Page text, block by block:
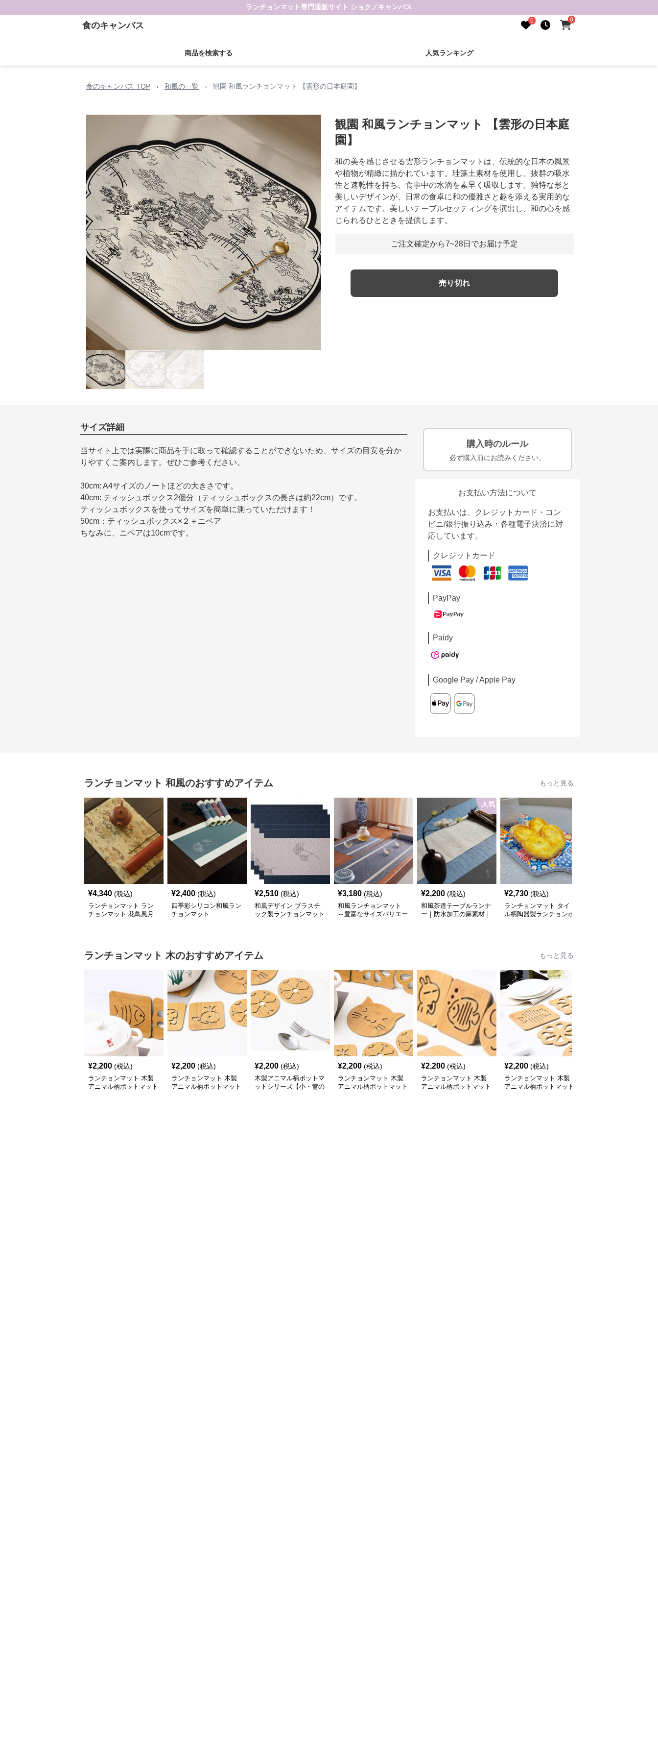
ランチョンマット専門通販サイト ショクノキャンバス
食のキャンバス 0 0
商品を検索する 人気ランキング
食のキャンバス TOP › 和風の一覧 › 観園 和風ランチョンマット 【雲形の日本庭園】
Previous slide Next slide
観園 和風ランチョンマット 【雲形の日本庭
園】
和の美を感じさせる雲形ランチョンマットは、伝統的な日本の風景
や植物が精緻に描かれています。珪藻土素材を使用し、抜群の吸水
性と速乾性を持ち、食事中の水滴を素早く吸収します。独特な形と
美しいデザインが、日常の食卓に和の優雅さと趣を添える実用的な
アイテムです。美しいテーブルセッティングを演出し、和の心を感
じられるひとときを提供します。
ご注文確定から7~28日でお届け予定
売り切れ
サイズ詳細
当サイト上では実際に商品を手に取って確認することができないため、サイズの目安を分か
りやすくご案内します。ぜひご参考ください。
30cm: A4サイズのノートほどの大きさです。
40cm: ティッシュボックス2個分（ティッシュボックスの長さは約22cm）です。
ティッシュボックスを使ってサイズを簡単に測っていただけます！
50cm：ティッシュボックス×２＋ニベア
ちなみに、ニベアは10cmです。
購入時のルール
必ず購入前にお読みください。
お支払い方法について
お支払いは、クレジットカード・コン
ビニ/銀行振り込み・各種電子決済に対
応しています。
クレジットカード
PayPay
Paidy
Google Pay / Apple Pay
ランチョンマット 和風のおすすめアイテム もっと見る
¥4,340 (税込)
ランチョンマット ラン
チョンマット 花鳥風月
¥2,400 (税込)
四季彩シリコン和風ラン
チョンマット
¥2,510 (税込)
和風デザイン プラスチ
ック製ランチョンマット
¥3,180 (税込)
和風ランチョンマット
～豊富なサイズバリエー
人気
¥2,200 (税込)
和風茶道テーブルランナ
ー｜防水加工の麻素材｜
¥2,730 (税込)
ランチョンマット タイ
ル柄陶器製ランチョンボ
ランチョンマット 木のおすすめアイテム もっと見る
¥2,200 (税込)
ランチョンマット 木製
アニマル柄ポットマット
¥2,200 (税込)
ランチョンマット 木製
アニマル柄ポットマット
¥2,200 (税込)
木製アニマル柄ポットマ
ットシリーズ【小・雪の
¥2,200 (税込)
ランチョンマット 木製
アニマル柄ポットマット
¥2,200 (税込)
ランチョンマット 木製
アニマル柄ポットマット
¥2,200 (税込)
ランチョンマット 木製
アニマル柄ポットマット